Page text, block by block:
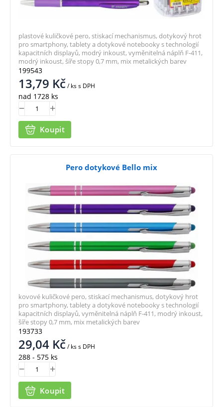
199543
13,79 Kč/ kss DPH
nad 1728 ks
Koupit
plastové kuličkové pero, stiskací mechanismus, dotykový hrot
pro smartphony, tablety a dotykové notebooky s technologií
kapacitních displayů, modrý inkoust, vyměnitelná náplň F-411,
modrý inkoust, šíře stopy 0,7 mm, mix metalických barev
Pero dotykové Bello mix
193733
29,04 Kč/ kss DPH
288 - 575 ks
Koupit
kovové kuličkové pero, stiskací mechanismus, dotykový hrot
pro smartphony, tablety a dotykové notebooky s technologií
kapacitních displayů, vyměnitelná náplň F-411, modrý inkoust,
šíře stopy 0,7 mm, mix metalických barev